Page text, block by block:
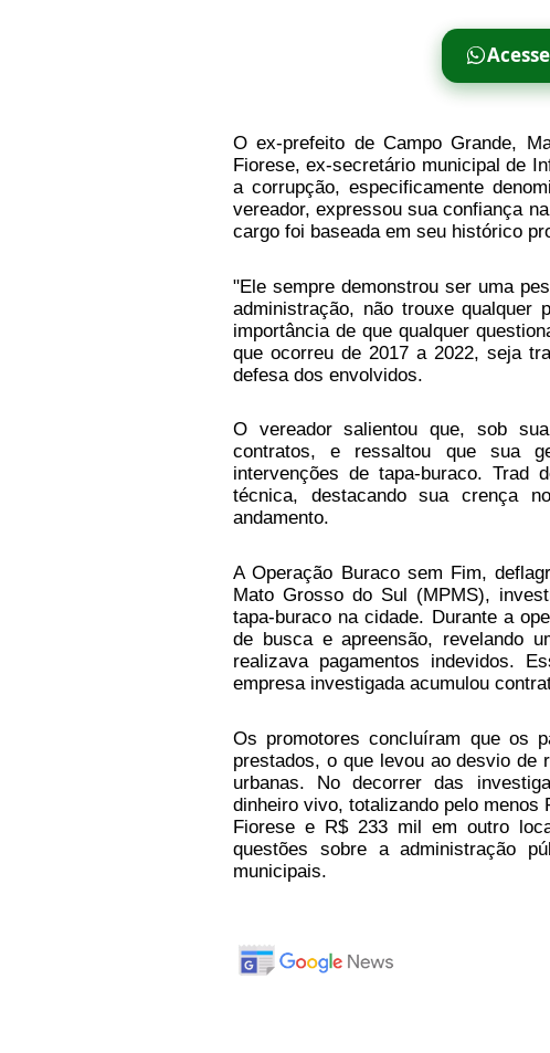
O ex-prefeito de Campo Grande,
Fiorese, ex-secretário municipal de
a corrupção, especificamente
vereador, expressou sua confiança
cargo foi baseada em seu histórico
"Ele sempre demonstrou ser uma
administração, não trouxe qualquer
importância de que qualquer
que ocorreu de 2017 a 2022, seja
defesa dos envolvidos.
O vereador salientou que, sob
contratos, e ressaltou que sua
intervenções de tapa-buraco. Trad
técnica, destacando sua crença
andamento.
A Operação Buraco sem Fim,
Mato Grosso do Sul (MPMS),
tapa-buraco na cidade. Durante a
de busca e apreensão, revelando
realizava pagamentos indevidos.
empresa investigada acumulou
Os promotores concluíram que os
prestados, o que levou ao desvio de
urbanas. No decorrer das
dinheiro vivo, totalizando pelo menos
Fiorese e R$ 233 mil em outro
questões sobre a administração
municipais.